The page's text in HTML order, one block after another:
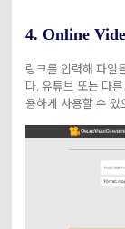
4. Online
링크를 입력해 파일
다. 유튜브 또는 다
용하게 사용할 수